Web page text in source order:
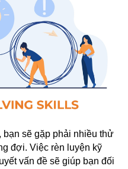
sẽ gặp phải nhiều thử
đợi. Việc rèn luyện kỹ
vấn đề sẽ giúp bạn đối